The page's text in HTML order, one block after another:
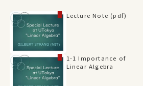
Lecture Note (pdf)
1-1 Importance of
Linear Algebra